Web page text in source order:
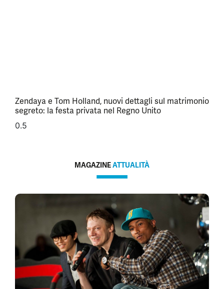
Zendaya e Tom Holland, nuovi dettagli sul matrimonio
segreto: la festa privata nel Regno Unito
MAGAZINEATTUALITÀ